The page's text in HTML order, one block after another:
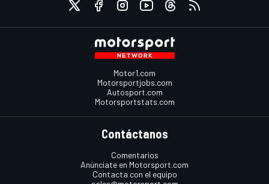
Motor1.com
Motorsportjobs.com
Autosport.com
Motorsportstats.com
Contáctanos
Comentarios
Anúnciate en Motorsport.com
Contacta con el equipo